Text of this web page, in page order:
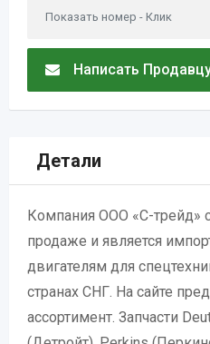
Показать номер - Клик
Написать
Детали
Компания ООО «С-трейд»
продаже и является
двигателям для
странах СНГ. На сайте
ассортимент. Запчасти